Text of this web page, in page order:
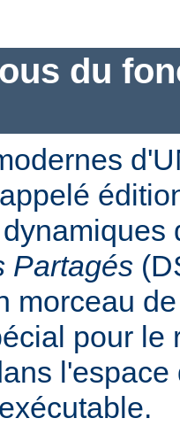
du
Partagés
morceau
pour le